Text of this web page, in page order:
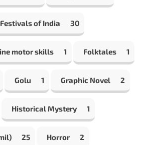
Festivals of India 30
motor skills 1 Folktales 1
Golu 1 Graphic Novel 2
Historical Mystery 1
25 Horror 2